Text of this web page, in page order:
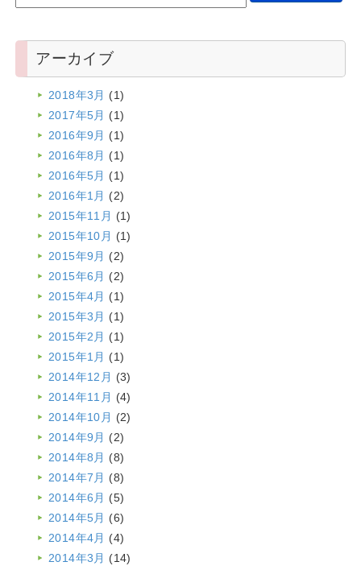
アーカイブ
2018年3月 (1)
2017年5月 (1)
2016年9月 (1)
2016年8月 (1)
2016年5月 (1)
2016年1月 (2)
2015年11月 (1)
2015年10月 (1)
2015年9月 (2)
2015年6月 (2)
2015年4月 (1)
2015年3月 (1)
2015年2月 (1)
2015年1月 (1)
2014年12月 (3)
2014年11月 (4)
2014年10月 (2)
2014年9月 (2)
2014年8月 (8)
2014年7月 (8)
2014年6月 (5)
2014年5月 (6)
2014年4月 (4)
2014年3月 (14)